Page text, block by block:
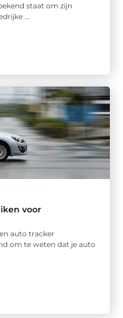
staat om zijn
...
voor
auto tracker
om te weten dat je auto